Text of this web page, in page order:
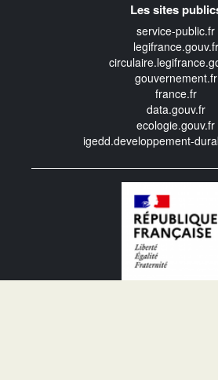
Les sites
service-public.fr
legifrance.gouv.fr
gouvernement.fr
france.fr
data.gouv.fr
ecologie.gouv.fr
igedd.developpement-